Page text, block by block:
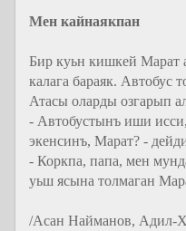
Мен кайнаякпан
Бир куьн кишкей Марат
калага бараяк. Автобус
Атасы оларды озгарып
- Автобустынъ иши
экенсинъ, Марат? -
- Коркпа, папа, мен
уьш ясына толмаган
/Асан Найманов, Адил-